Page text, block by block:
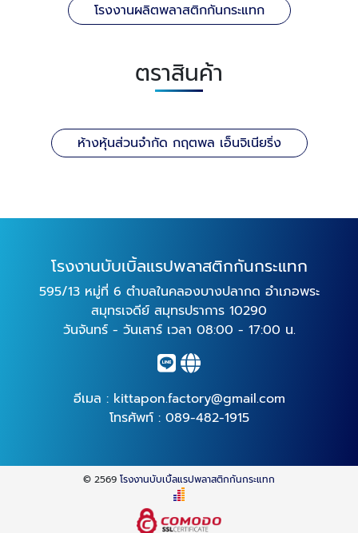
โรงงานผลิตพลาสติกกันกระแทก
ตราสินค้า
ห้างหุ้นส่วนจำกัด กฤตพล เอ็นจิเนียริ่ง
โรงงานบับเบิ้ลแรปพลาสติกกันกระแทก
595/13 หมู่ที่ 6 ตำบลในคลองบางปลากด อำเภอพระ
สมุทรเจดีย์ สมุทรปราการ 10290
วันจันทร์ - วันเสาร์ เวลา 08:00 - 17:00 น.
อีเมล : kittapon.factory@gmail.com
โทรศัพท์ : 089-482-1915
© 2569 โรงงานบับเบิ้ลแรปพลาสติกกันกระแทก